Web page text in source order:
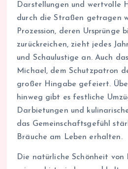
Darstellungen und wertvolle
durch die Straßen getragen
Prozession, deren Ursprünge
zurückreichen, zieht jedes
und Schaulustige an. Auch
Michael, dem Schutzpatron
großer Hingabe gefeiert.
hinweg gibt es festliche
Darbietungen und
das Gemeinschaftsgefühl
Bräuche am Leben erhalten.
Die natürliche Schönheit von